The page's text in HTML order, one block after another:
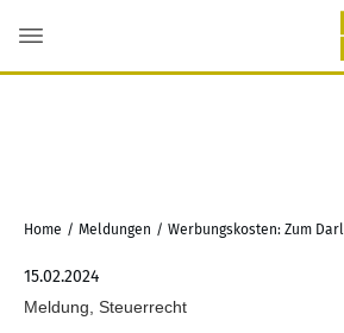
Home / Meldungen /
15.02.2024
Meldung, Steuerrecht